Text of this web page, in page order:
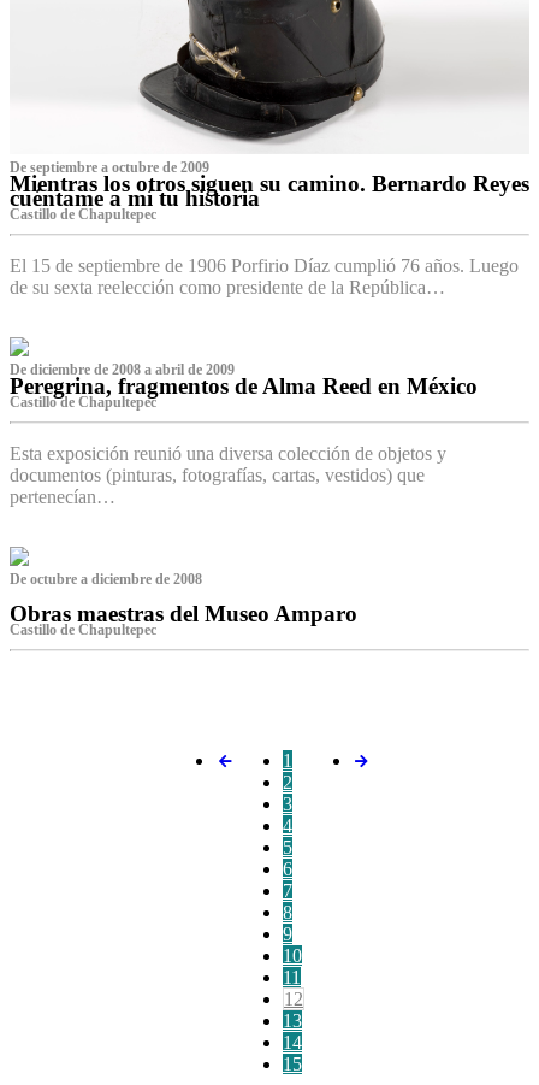
De septiembre a octubre de 2009
Mientras los otros siguen su camino. Bernardo Reyes
cuéntame a mí tu historia
Castillo de Chapultepec
El 15 de septiembre de 1906 Porfirio Díaz cumplió 76 años. Luego
de su sexta reelección como presidente de la República…
De diciembre de 2008 a abril de 2009
Peregrina, fragmentos de Alma Reed en México
Castillo de Chapultepec
Esta exposición reunió una diversa colección de objetos y
documentos (pinturas, fotografías, cartas, vestidos) que
pertenecían…
De octubre a diciembre de 2008
Obras maestras del Museo Amparo
Castillo de Chapultepec
1
2
3
4
5
6
7
8
9
10
11
12
13
14
15